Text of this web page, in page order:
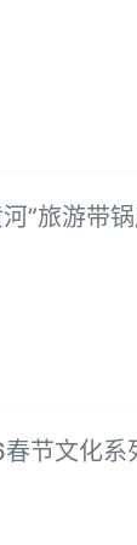
”旅游带
节文化系